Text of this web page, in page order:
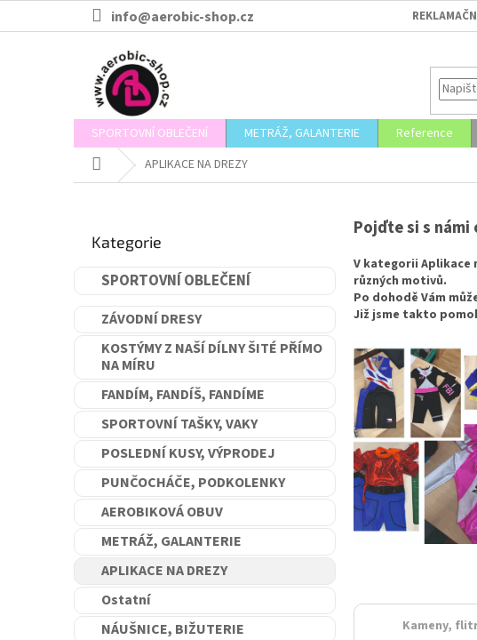
info@aerobic-shop.cz
SPORTOVNÍ OBLEČENÍ METRÁŽ, GALANTERIE Reference
Domů APLIKACE NA DREZY
kategorie
Kategorie
SPORTOVNÍ OBLEČENÍ
ZÁVODNÍ DRESY
KOSTÝMY Z NAŠÍ DÍLNY ŠITÉ PŘÍMO
NA MÍRU
FANDÍM, FANDÍŠ, FANDÍME
SPORTOVNÍ TAŠKY, VAKY
POSLEDNÍ KUSY, VÝPRODEJ
PUNČOCHÁČE, PODKOLENKY
AEROBIKOVÁ OBUV
METRÁŽ, GALANTERIE
APLIKACE NA DREZY
Ostatní
NÁUŠNICE, BIŽUTERIE
Pojďte si s
V kategorii Aplikace
různých motivů.
Po dohodě Vám
Již jsme takto
Kameny,